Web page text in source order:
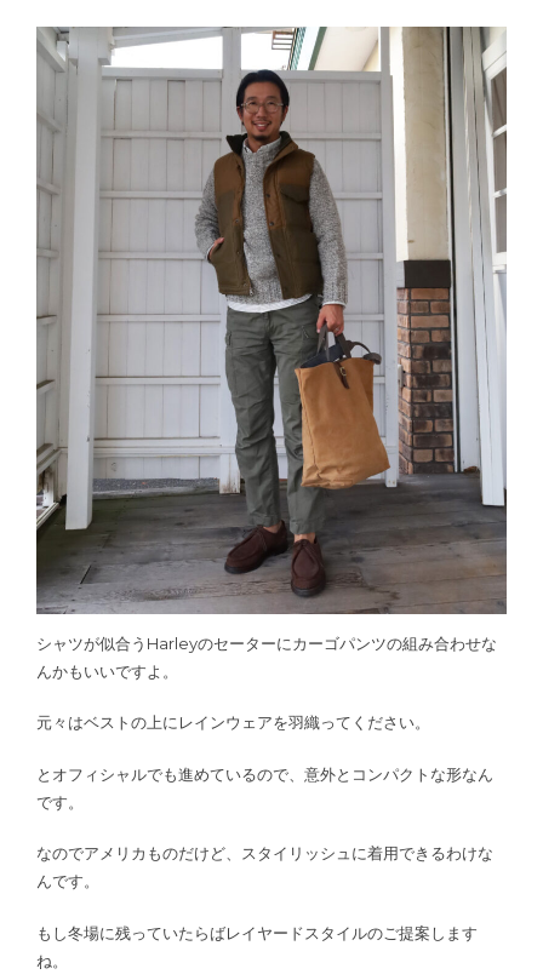
シャツが似合うHarleyのセーターにカーゴパンツの組み合わせな
んかもいいですよ。
元々はベストの上にレインウェアを羽織ってください。
とオフィシャルでも進めているので、意外とコンパクトな形なん
です。
なのでアメリカものだけど、スタイリッシュに着用できるわけな
んです。
もし冬場に残っていたらばレイヤードスタイルのご提案します
ね。